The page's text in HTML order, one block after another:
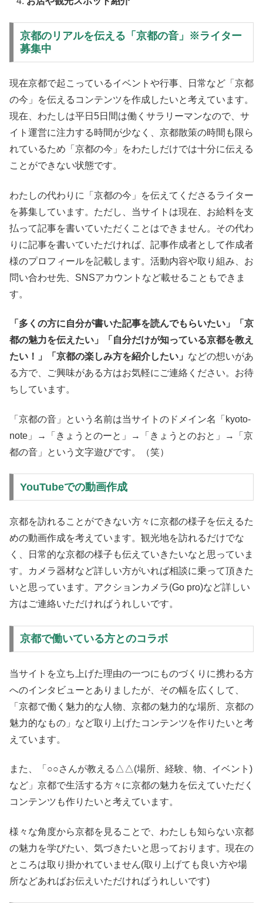
京都のリアルを伝える「京都の音」※ライター
募集中
現在京都で起こっているイベントや行事、日常など「京都
の今」を伝えるコンテンツを作成したいと考えています。
現在、わたしは平日5日間は働くサラリーマンなので、サ
イト運営に注力する時間が少なく、京都散策の時間も限ら
れているため「京都の今」をわたしだけでは十分に伝える
ことができない状態です。
わたしの代わりに「京都の今」を伝えてくださるライター
を募集しています。ただし、当サイトは現在、お給料を支
払って記事を書いていただくことはできません。その代わ
りに記事を書いていただければ、記事作成者として作成者
様のプロフィールを記載します。活動内容や取り組み、お
問い合わせ先、SNSアカウントなど載せることもできま
す。
「多くの方に自分が書いた記事を読んでもらいたい」「京
都の魅力を伝えたい」「自分だけが知っている京都を教え
たい！」「京都の楽しみ方を紹介したい」 などの想いがあ
る方で、ご興味がある方はお気軽にご連絡ください。お待
ちしています。
「京都の音」という名前は当サイトのドメイン名「kyoto-
note」→「きょうとのーと」→「きょうとのおと」→「京
都の音」という文字遊びです。（笑）
YouTubeでの動画作成
京都を訪れることができない方々に京都の様子を伝えるた
めの動画作成を考えています。観光地を訪れるだけでな
く、日常的な京都の様子も伝えていきたいなと思っていま
す。カメラ器材など詳しい方がいれば相談に乗って頂きた
いと思っています。アクションカメラ(Go pro)など詳しい
方はご連絡いただければうれしいです。
京都で働いている方とのコラボ
当サイトを立ち上げた理由の一つにものづくりに携わる方
へのインタビューとありましたが、その幅を広くして、
「京都で働く魅力的な人物、京都の魅力的な場所、京都の
魅力的なもの」など取り上げたコンテンツを作りたいと考
えています。
また、「○○さんが教える△△(場所、経験、物、イベント)
など」京都で生活する方々に京都の魅力を伝えていただく
コンテンツも作りたいと考えています。
様々な角度から京都を見ることで、わたしも知らない京都
の魅力を学びたい、気づきたいと思っております。現在の
ところは取り掛かれていません(取り上げても良い方や場
所などあればお伝えいただければうれしいです)